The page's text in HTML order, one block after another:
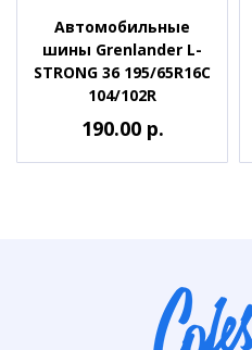
Автомобильные
шины Grenlander L-
STRONG 36 195/65R16C
104/102R
190.00 р.